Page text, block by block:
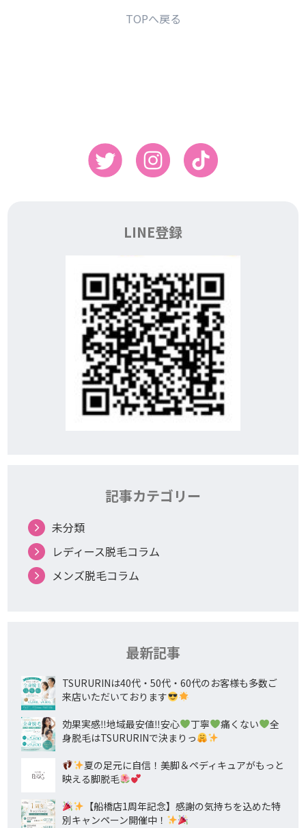
TOPへ戻る
LINE登録
記事カテゴリー
未分類
レディース脱毛コラム
メンズ脱毛コラム
最新記事
TSURURINは40代・50代・60代のお客様も多数ご
来店いただいております
効果実感‼地域最安値‼安心
丁寧 痛くない
全
身脱毛はTSURURINで決まりっ
夏の足元に自信！美脚＆ペディキュアがもっと
映える脚脱毛
【船橋店1周年記念】感謝の気持ちを込めた特
別キャンペーン開催中！